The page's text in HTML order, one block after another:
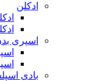
ادکلن
اسپری
بادی